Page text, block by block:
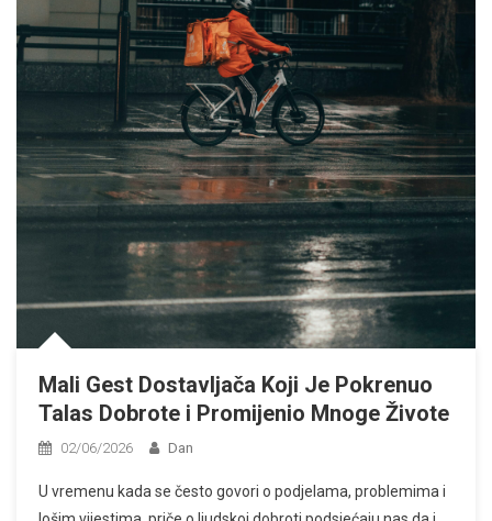
Mali Gest Dostavljača Koji Je Pokrenuo
Talas Dobrote i Promijenio Mnoge Živote
02/06/2026 Dan
U vremenu kada se često govori o podjelama, problemima i